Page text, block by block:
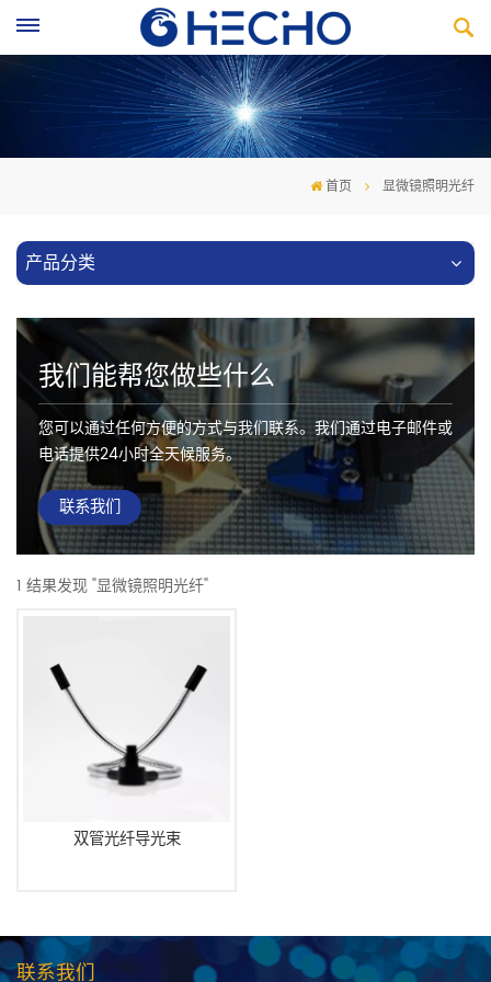
首页 显微镜照明光纤
产品分类
我们能帮您做些什么
您可以通过任何方便的方式与我们联系。我们通过电子邮件或
电话提供24小时全天候服务。
联系我们
1 结果发现 "显微镜照明光纤"
双管光纤导光束
联系我们